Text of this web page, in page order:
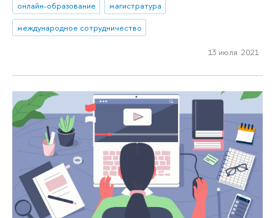
онлайн-образование
магистратура
международное сотрудничество
13 июля 2021